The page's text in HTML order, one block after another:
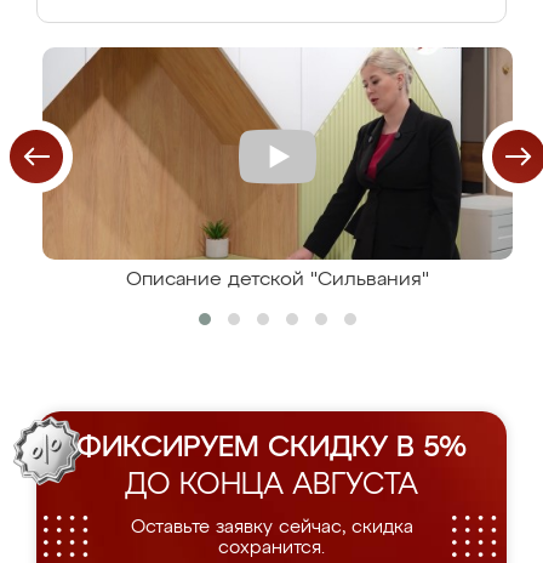
Описание детской "Сильвания"
ФИКСИРУЕМ СКИДКУ В 5%
ДО КОНЦА АВГУСТА
Оставьте заявку сейчас, скидка
сохранится.